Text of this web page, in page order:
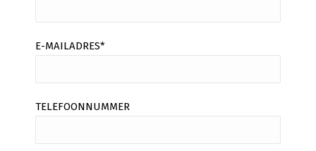
E-MAILADRES*
TELEFOONNUMMER